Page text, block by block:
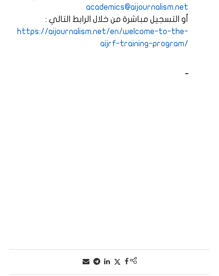
academics@aijournalism.net
أو التسجيل مباشرة من خلال الرابط التالي :
https://aijournalism.net/en/welcome-to-the-
aijrf-training-program/